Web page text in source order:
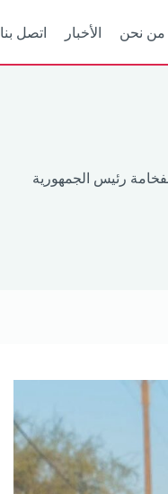
من نحن الأخبار اتصل بنا
رئيس الجمهورية